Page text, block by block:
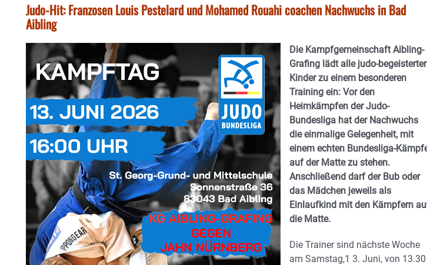
Judo-Hit: Franzosen Louis Pestelard und Mohamed Rouahi coachen Nachwuchs in Bad
Aibling
Die Kampfgemeinschaft Aibling-
Grafing lädt alle judo-
Kinder zu einem besonderen
Training ein: Vor den
Heimkämpfen der Judo-
Bundesliga hat der Nachwuchs
die einmalige Gelegenheit, mit
einem echten Bundesliga-
auf der Matte zu stehen.
Anschließend darf der Bub oder
das Mädchen jeweils als
Einlaufkind mit den Kämpfern
die Matte.
Die Trainer sind nächste Woche
am Samstag,1 3. Juni, von 13.30